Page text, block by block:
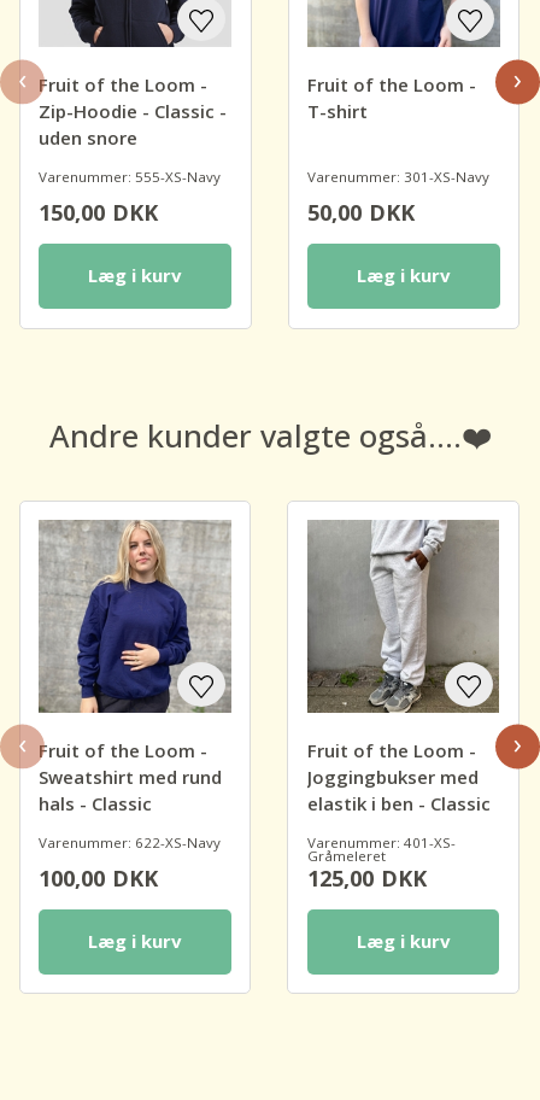
Fruit of the Loom -
Zip-Hoodie - Classic -
uden snore
Varenummer: 555-XS-Navy
150,00DKK
Læg i kurv
Fruit of the Loom -
T-shirt
Varenummer: 301-XS-Navy
50,00DKK
Læg i kurv
‹ ›
Andre kunder valgte også....❤️
Fruit of the Loom -
Sweatshirt med rund
hals - Classic
Varenummer: 622-XS-Navy
100,00DKK
Læg i kurv
Fruit of the Loom -
Joggingbukser med
elastik i ben - Classic
Varenummer: 401-XS-
Gråmeleret
125,00DKK
Læg i kurv
‹ ›